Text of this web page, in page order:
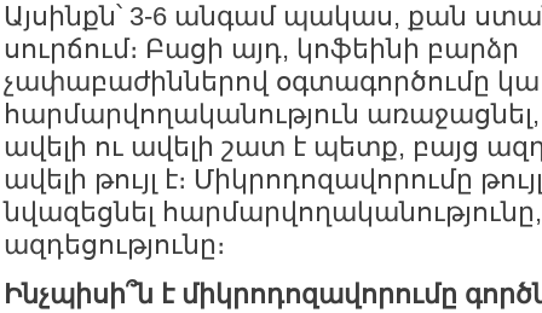
Այսինքն՝ 3-6 անգամ պակաս, քան
սուրճում։ Բացի այդ, կոֆեինի բարձր
չափաբաժիններով օգտագործումը
հարմարվողականություն առաջացնել,
ավելի ու ավելի շատ է պետք, բայց
ավելի թույլ է։ Միկրոդոզավորումը
նվազեցնել
ազդեցությունը։
Ինչպիսի՞ն է միկրոդոզավորումը